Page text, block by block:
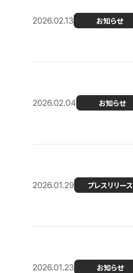
2026.02.13 お知らせ
2026.02.04 お知らせ
2026.01.29 プレスリリース
2026.01.23 お知らせ